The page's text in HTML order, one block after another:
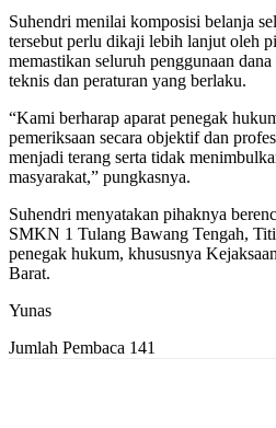
Suhendri menilai komposisi belanja
tersebut perlu dikaji lebih lanjut oleh
memastikan seluruh penggunaan
teknis dan peraturan yang berlaku.
“Kami berharap aparat penegak
pemeriksaan secara objektif dan
menjadi terang serta tidak
masyarakat,” pungkasnya.
Suhendri menyatakan pihaknya
SMKN 1 Tulang Bawang Tengah,
penegak hukum, khususnya
Barat.
Yunas
Jumlah Pembaca 141